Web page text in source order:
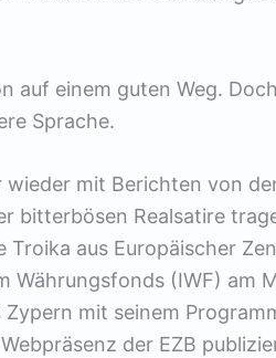
auf einem guten Weg.
Sprache.
mit Berichten von
bitterbösen Realsatire
aus Europäischer
Währungsfonds (IWF) am
mit seinem
der EZB